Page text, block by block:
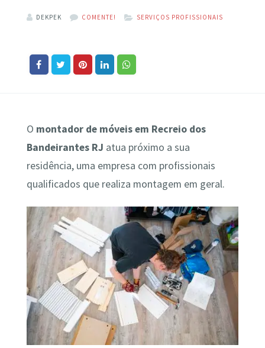
DEKPEK COMENTE! SERVIÇOS PROFISSIONAIS
O montador de móveis em Recreio dos
Bandeirantes RJ atua próximo a sua
residência, uma empresa com profissionais
qualificados que realiza montagem em geral.